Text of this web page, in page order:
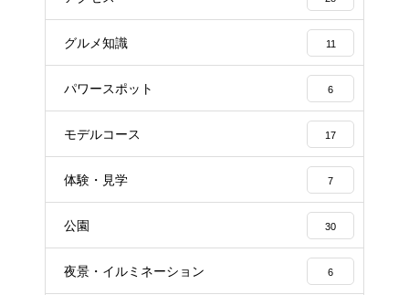
グルメ知識 11
パワースポット 6
モデルコース 17
体験・見学 7
公園 30
夜景・イルミネーション 6